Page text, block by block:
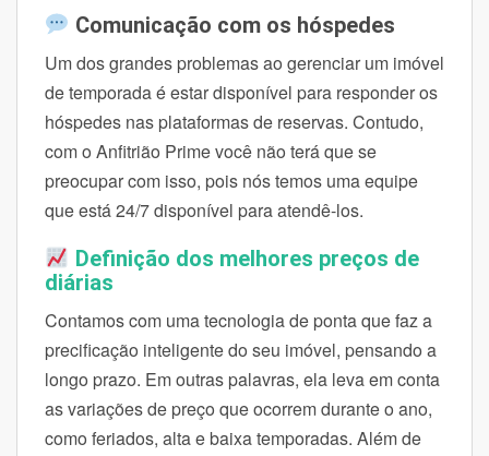
Comunicação com os hóspedes
Um dos grandes problemas ao gerenciar um imóvel
de temporada é estar disponível para responder os
hóspedes nas plataformas de reservas. Contudo,
com o Anfitrião Prime você não terá que se
preocupar com isso, pois nós temos uma equipe
que está 24/7 disponível para atendê-los.
Definição dos melhores preços de
diárias
Contamos com uma tecnologia de ponta que faz a
precificação inteligente do seu imóvel, pensando a
longo prazo. Em outras palavras, ela leva em conta
as variações de preço que ocorrem durante o ano,
como feriados, alta e baixa temporadas. Além de